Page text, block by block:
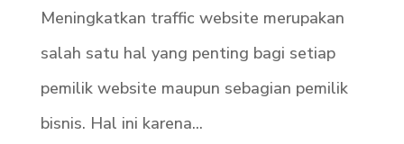
Meningkatkan traffic website merupakan
salah satu hal yang penting bagi setiap
pemilik website maupun sebagian pemilik
bisnis. Hal ini karena...